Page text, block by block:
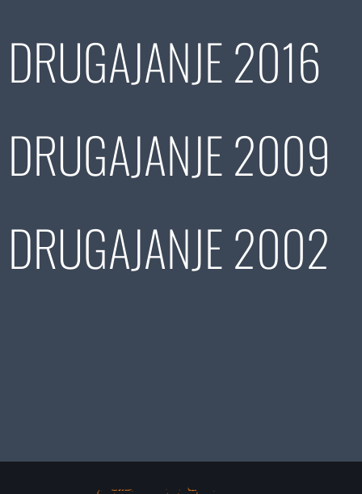
DRUGAJANJE 2016
DRUGAJANJE 2009
DRUGAJANJE 2002